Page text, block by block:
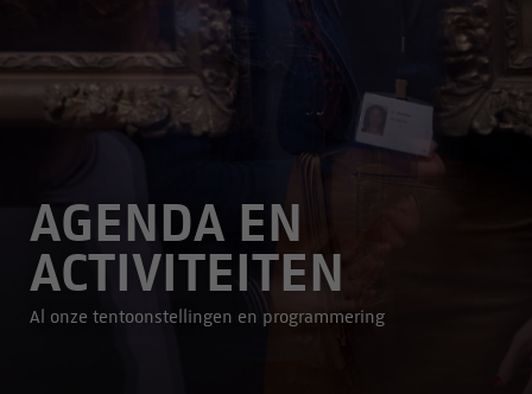
AGENDA EN
ACTIVITEITEN
Al onze tentoonstellingen en programmering